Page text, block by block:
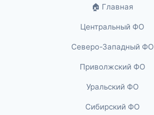
🏠 Главная
Центральный ФО
Северо-Западный ФО
Приволжский ФО
Уральский ФО
Сибирский ФО